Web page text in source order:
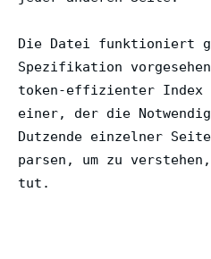
Die Datei funktioniert
Spezifikation
token-effizienter Index
einer, der die
Dutzende einzelner
parsen, um zu
tut.